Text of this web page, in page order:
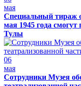
мая
Специальный тираж
мая 1945 года
Тулы
06
мая
Сотрудники Музея